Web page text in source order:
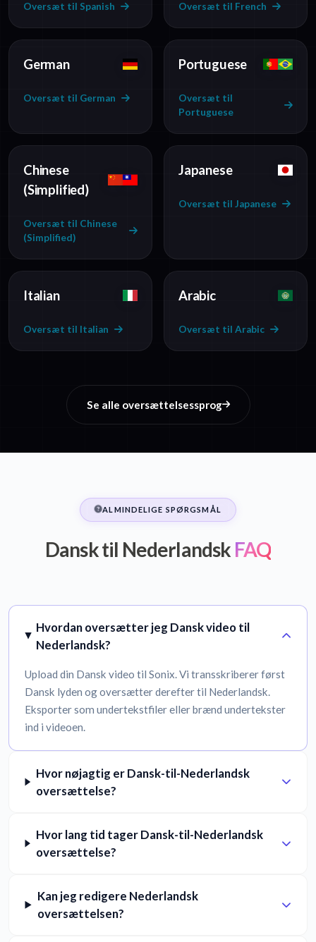
Oversæt til Spanish Oversæt til French
German
Oversæt til German
Portuguese
Oversæt til
Portuguese
Chinese
(Simplified)
Oversæt til Chinese
(Simplified)
Japanese
Oversæt til Japanese
Italian
Oversæt til Italian
Arabic
Oversæt til Arabic
Se alle oversættelsessprog
ALMINDELIGE SPØRGSMÅL
Dansk til Nederlandsk FAQ
Hvordan oversætter jeg Dansk video til
Nederlandsk?
Upload din Dansk video til Sonix. Vi transskriberer først
Dansk lyden og oversætter derefter til Nederlandsk.
Eksporter som undertekstfiler eller brænd undertekster
ind i videoen.
Hvor nøjagtig er Dansk-til-Nederlandsk
oversættelse?
Hvor lang tid tager Dansk-til-Nederlandsk
oversættelse?
Kan jeg redigere Nederlandsk
oversættelsen?